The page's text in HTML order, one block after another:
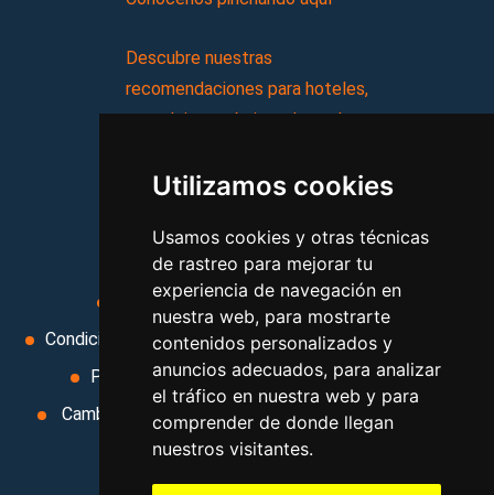
Utilizamos cookies
Usamos cookies y otras técnicas
de rastreo para mejorar tu
experiencia de navegación en
nuestra web, para mostrarte
contenidos personalizados y
anuncios adecuados, para analizar
el tráfico en nuestra web y para
comprender de donde llegan
nuestros visitantes.
Descubre nuestras
recomendaciones para hoteles,
complejos turísticos, hostales,
viajes, y mucho más!
MI AGENCIA
Aviso legal
Condiciones de uso
Condiciones Generales
Ley de Viajes Combinados
Política de privacidad
Uso de cookies
Cambiar preferencias de cookies
Area privada
Contacto